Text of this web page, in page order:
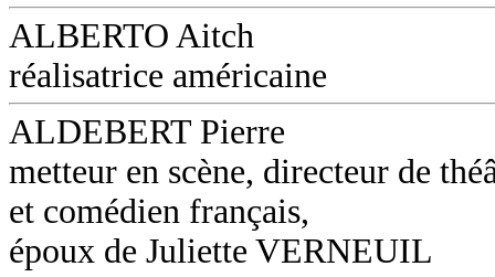
ALBERTO Aitch
réalisatrice américaine
ALDEBERT Pierre
metteur en scène, directeur de
et comédien français,
époux de Juliette VERNEUIL